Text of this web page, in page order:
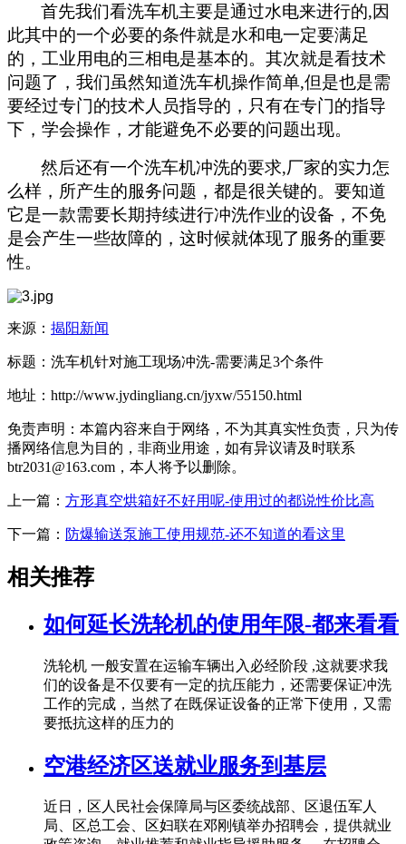
首先我们看洗车机主要是通过水电来进行的,因
此其中的一个必要的条件就是水和电一定要满足
的，工业用电的三相电是基本的。其次就是看技术
问题了，我们虽然知道洗车机操作简单,但是也是需
要经过专门的技术人员指导的，只有在专门的指导
下，学会操作，才能避免不必要的问题出现。
然后还有一个洗车机冲洗的要求,厂家的实力怎
么样，所产生的服务问题，都是很关键的。要知道
它是一款需要长期持续进行冲洗作业的设备，不免
是会产生一些故障的，这时候就体现了服务的重要
性。
来源： 揭阳新闻
标题：洗车机针对施工现场冲洗-需要满足3个条件
地址：http://www.jydingliang.cn/jyxw/55150.html
免责声明：本篇内容来自于网络，不为其真实性负责，只为传
播网络信息为目的，非商业用途，如有异议请及时联系
btr2031@163.com，本人将予以删除。
上一篇： 方形真空烘箱好不好用呢-使用过的都说性价比高
下一篇： 防爆输送泵施工使用规范-还不知道的看这里
相关推荐
如何延长洗轮机的使用年限-都来看看
洗轮机 一般安置在运输车辆出入必经阶段 ,这就要求我
们的设备是不仅要有一定的抗压能力，还需要保证冲洗
工作的完成，当然了在既保证设备的正常下使用，又需
要抵抗这样的压力的
空港经济区送就业服务到基层
近日，区人民社会保障局与区委统战部、区退伍军人
局、区总工会、区妇联在邓刚镇举办招聘会，提供就业